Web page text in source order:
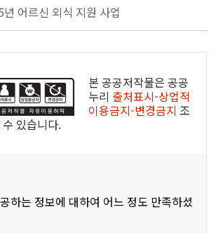
어르신 외식 지원 사업
본 공공저작물은 공공
누리 출처표시-상업적
이용금지-변경금지 조
있습니다.
하는 정보에 대하여 어느 정도 만족하셨